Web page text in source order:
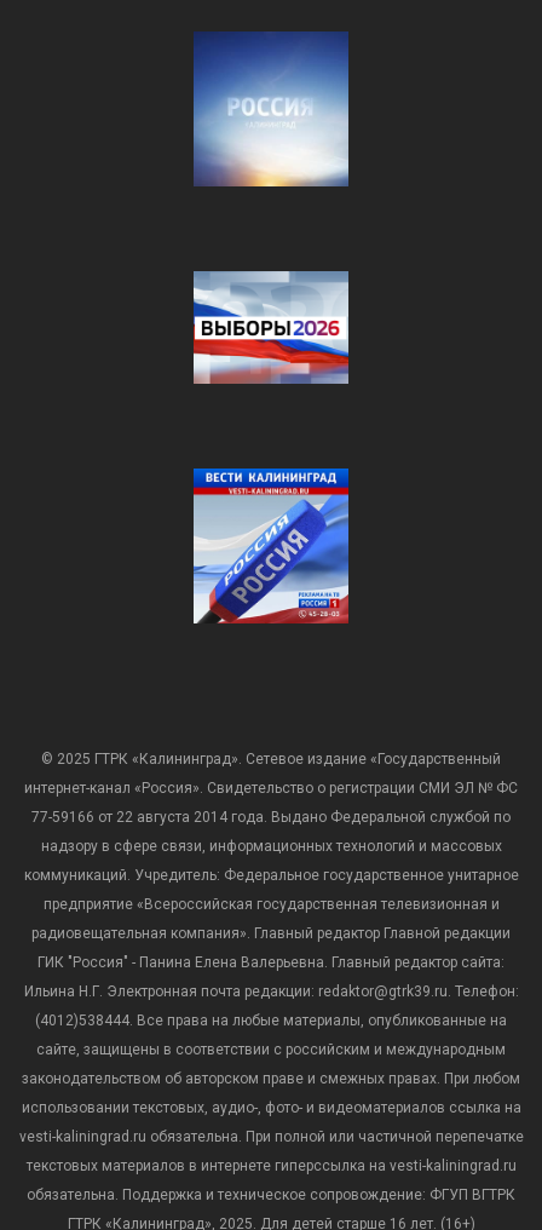
© 2025 ГТРК «Калининград». Сетевое издание «Государственный
интернет-канал «Россия». Свидетельство о регистрации СМИ ЭЛ № ФС
77-59166 от 22 августа 2014 года. Выдано Федеральной службой по
надзору в сфере связи, информационных технологий и массовых
коммуникаций. Учредитель: Федеральное государственное унитарное
предприятие «Всероссийская государственная телевизионная и
радиовещательная компания». Главный редактор Главной редакции
ГИК "Россия" - Панина Елена Валерьевна. Главный редактор сайта:
Ильина Н.Г. Электронная почта редакции: redaktor@gtrk39.ru. Телефон:
(4012)538444. Все права на любые материалы, опубликованные на
сайте, защищены в соответствии с российским и международным
законодательством об авторском праве и смежных правах. При любом
использовании текстовых, аудио-, фото- и видеоматериалов ссылка на
vesti-kaliningrad.ru обязательна. При полной или частичной перепечатке
текстовых материалов в интернете гиперссылка на vesti-kaliningrad.ru
обязательна. Поддержка и техническое сопровождение: ФГУП ВГТРК
ГТРК «Калининград», 2025. Для детей старше 16 лет. (16+)